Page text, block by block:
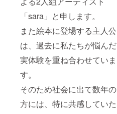
「sara」と申します。
また絵本に登場する主人公
は、過去に私たちが悩んだ
実体験を重ね合わせていま
す。
そのため社会に出て数年の
方には、特に共感していた